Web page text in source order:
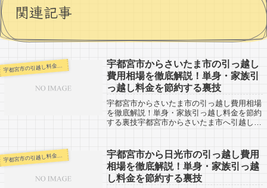
関連記事
宇都宮市の引越し料金・代金相場・見積り情報
宇都宮市からさいたま市の引っ越し
費用相場を徹底解説！単身・家族引
っ越し料金を節約する裏技
宇都宮市からさいたま市の引っ越し費用相場
を徹底解説！単身・家族引っ越し料金を節約
する裏技宇都宮市からさいたま市へ引越しへ
してください。宇都宮市からさいたま市市
へ...
宇都宮市の引越し料金・代金相場・見積り情報
宇都宮市から日光市の引っ越し費用
相場を徹底解説！単身・家族引っ越
し料金を節約する裏技